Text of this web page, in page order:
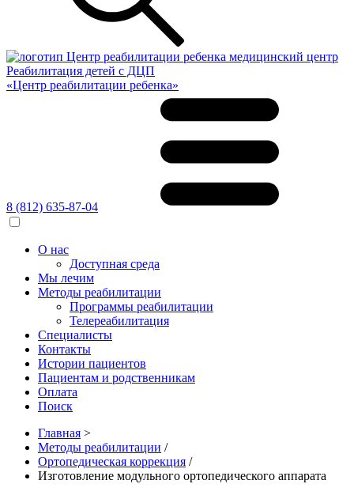
медицинский центр
Реабилитация детей с ДЦП
«Центр реабилитации ребенка»
8 (812) 635-87-04
О нас
Доступная среда
Мы лечим
Методы реабилитации
Программы реабилитации
Телереабилитация
Специалисты
Контакты
Истории пациентов
Пациентам и родственникам
Оплата
Поиск
Главная >
Методы реабилитации /
Ортопедическая коррекция /
Изготовление модульного ортопедического аппарата